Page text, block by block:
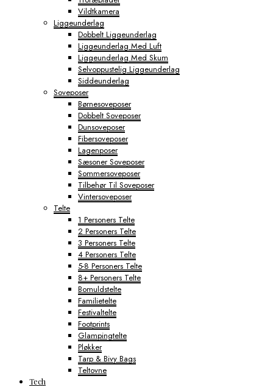
Vildtkamera
Liggeunderlag
Dobbelt Liggeunderlag
Liggeunderlag Med Luft
Liggeunderlag Med Skum
Selvoppustelig Liggeunderlag
Siddeunderlag
Soveposer
Børnesoveposer
Dobbelt Soveposer
Dunsoveposer
Fibersoveposer
Lagenposer
Sæsoner Soveposer
Sommersoveposer
Tilbehør Til Soveposer
Vintersoveposer
Telte
1 Personers Telte
2 Personers Telte
3 Personers Telte
4 Personers Telte
5-8 Personers Telte
8+ Personers Telte
Bomuldstelte
Familietelte
Festivaltelte
Footprints
Glampingtelte
Pløkker
Tarp & Bivy Bags
Teltovne
Tech